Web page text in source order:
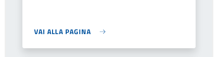
VAI ALLA PAGINA